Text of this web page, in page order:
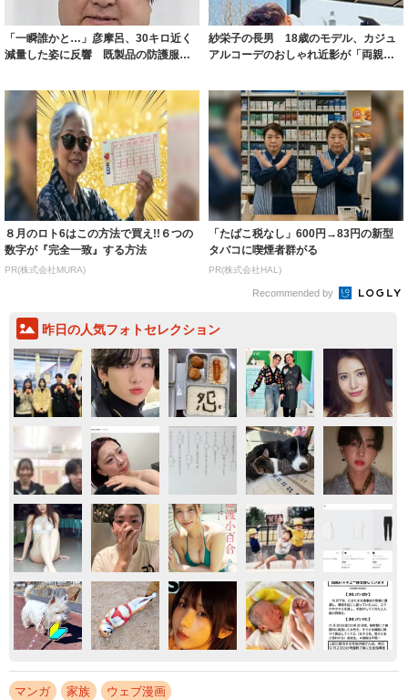
「一瞬誰かと…」彦摩呂、30キロ近く
減量した姿に反響 既製品の防護服が
紗栄子の長男 18歳のモデル、カジュ
アルコーデのおしゃれ近影が「両親の
８月のロト6はこの方法で買え!!６つの
数字が『完全一致』する方法
PR(株式会社MURA)
「たばこ税なし」600円→83円の新型
タバコに喫煙者群がる
PR(株式会社HAL)
Recommended by
昨日の人気フォトセレクション
マンガ 家族 ウェブ漫画